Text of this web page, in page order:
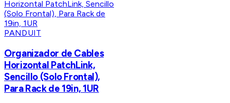
PANDUIT
Organizador de Cables
Horizontal PatchLink,
Sencillo (Solo Frontal),
Para Rack de 19in, 1UR